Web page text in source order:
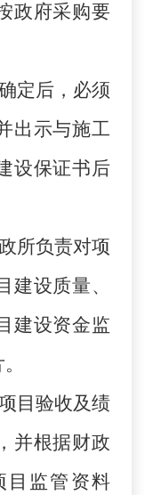
政府采购要
定后，必须
出示与施工
设保证书后
所负责对项
建设质量、
建设资金监
目验收及绩
并根据财政
目监管资料